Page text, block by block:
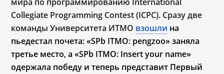
Collegiate Programming Contest (ICPC). Сразу две
команды Университета ИТМО взошли на
пьедестал почета: «SPb ITMO: pengzoo» заняла
третье место, а «SPb ITMO: Insert your name»
одержала победу и теперь представит Первый